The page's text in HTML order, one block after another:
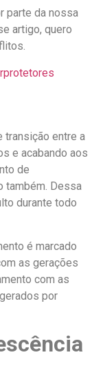
parte da nossa
artigo, quero
transição entre a
e acabando aos
de
também. Dessa
durante todo
é marcado
as gerações
com as
por